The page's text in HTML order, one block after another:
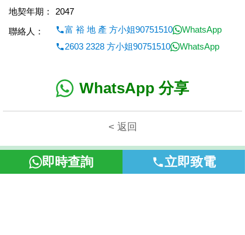
地契年期：
2047
聯絡人：
富 裕 地 產 方小姐90751510
WhatsApp
2603 2328 方小姐90751510
WhatsApp
WhatsApp 分享
< 返回
即時查詢 立即致電
本網頁所提供資料僅作參考用途。若因錯漏而引致任何不便或損
失，富裕地產概不負責。